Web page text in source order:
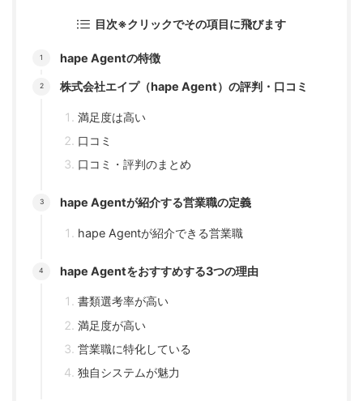
目次※クリックでその項目に飛びます
hape Agentの特徴
株式会社エイプ（hape Agent）の評判・口コミ
満足度は高い
口コミ
口コミ・評判のまとめ
hape Agentが紹介する営業職の定義
hape Agentが紹介できる営業職
hape Agentをおすすめする3つの理由
書類選考率が高い
満足度が高い
営業職に特化している
独自システムが魅力